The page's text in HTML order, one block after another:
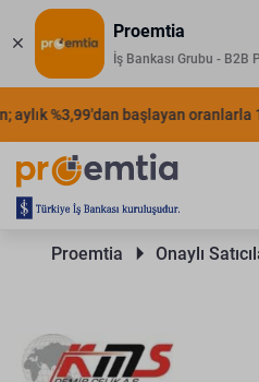
Proemtia
İş Bankası Grubu - B2B
aylık %3,99'dan başlayan
Proemtia Onaylı